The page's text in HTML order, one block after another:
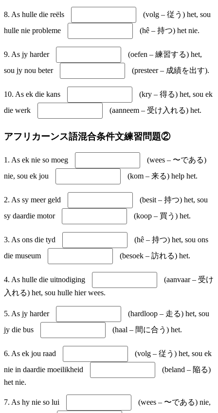
8. As hulle die reëls
(volg – 従う) het, sou
hulle nie probleme
(hê – 持つ) het nie.
9. As jy harder
(oefen – 練習する) het,
sou jy nou beter
(presteer – 成績を出す).
10. As ek die kans
(kry – 得る) het, sou ek
die werk
(aanneem – 受け入れる) het.
アフリカーンス語混合条件文練習問題②
1. As ek nie so moeg
(wees – 〜である)
nie, sou ek jou
(kom – 来る) help het.
2. As sy meer geld
(besit – 持つ) het, sou
sy daardie motor
(koop – 買う) het.
3. As ons die tyd
(hê – 持つ) het, sou ons
die museum
(besoek – 訪れる) het.
4. As hulle die uitnodiging
(aanvaar – 受け
入れる) het, sou hulle hier wees.
5. As jy harder
(hardloop – 走る) het, sou
jy die bus
(haal – 間に合う) het.
6. As ek jou raad
(volg – 従う) het, sou ek
nie in daardie moeilikheid
(beland – 陥る)
het nie.
7. As hy nie so lui
(wees – 〜である) nie,